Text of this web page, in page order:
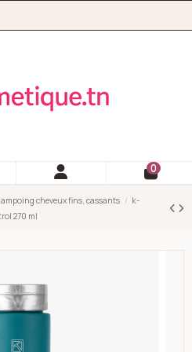
0
cheveux fins, cassants
k-
270 ml